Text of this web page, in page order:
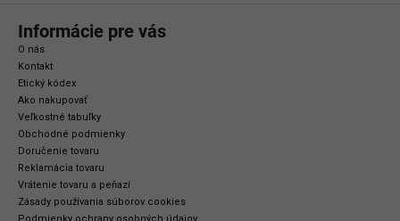
Informácie pre vás
O nás
Kontakt
Etický kódex
Ako nakupovať
Veľkostné tabuľky
Obchodné podmienky
Doručenie tovaru
Reklamácia tovaru
Vrátenie tovaru a peňazí
Zásady používania súborov cookies
Podmienky ochrany osobných údajov